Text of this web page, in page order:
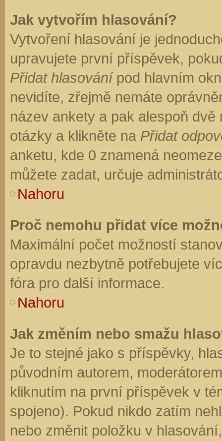
Jak vytvořím hlasování?
Vytvoření hlasování je
upravujete první příspěvek,
Přidat hlasovánípod hlavním
nevidíte, zřejmě nemáte
název ankety a pak alespoň
otázky a klikněte na Přidat
anketu, kde 0 znamená
můžete zadat, určuje
Nahoru
Proč nemohu přidat více
Maximální počet možností
opravdu nezbytně potřebujete
fóra pro další informace.
Nahoru
Jak změním nebo smažu
Je to stejné jako s příspěvky,
původním autorem,
kliknutím na první příspěvek v
spojeno). Pokud nikdo zatím
nebo změnit položku v